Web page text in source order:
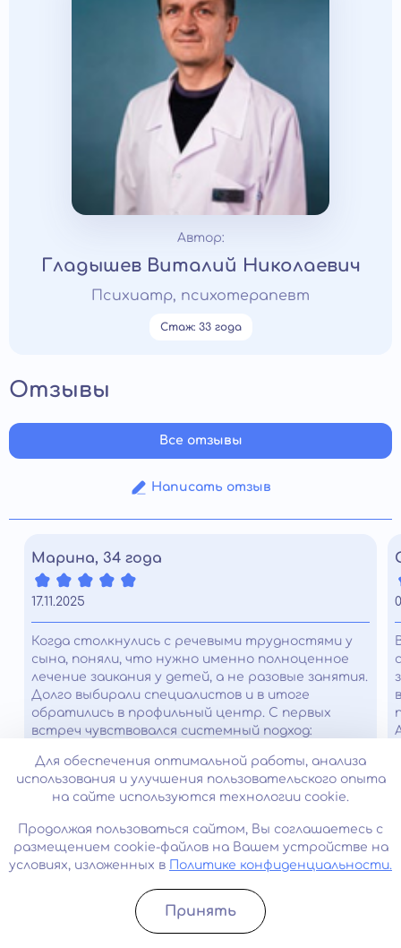
Автор:
Гладышев Виталий Николаевич
Психиатр, психотерапевт
Стаж: 33 года
Отзывы
Написать отзыв
Все отзывы
Марина, 34 года
17.11.2025
Когда столкнулись с речевыми трудностями у
сына, поняли, что нужно именно полноценное
лечение заикания у детей, а не разовые занятия.
Долго выбирали специалистов и в итоге
обратились в профильный центр. С первых
встреч чувствовался системный подход:
поддержка для родителей. Постепенно речь
стала ровнее, паузы сократились, сын перестал
стесняться отвечать в классе. Сейчас он
главный результат.
Часто задаваемые вопросы
Записатьcя
Для обеспечения оптимальной работы, анализа
использования и улучшения пользовательского опыта
на сайте используются технологии cookie.
Продолжая пользоваться сайтом, Вы соглашаетесь с
размещением cookie-файлов на Вашем устройстве на
условиях, изложенных в
Политике конфиденциальности.
Принять